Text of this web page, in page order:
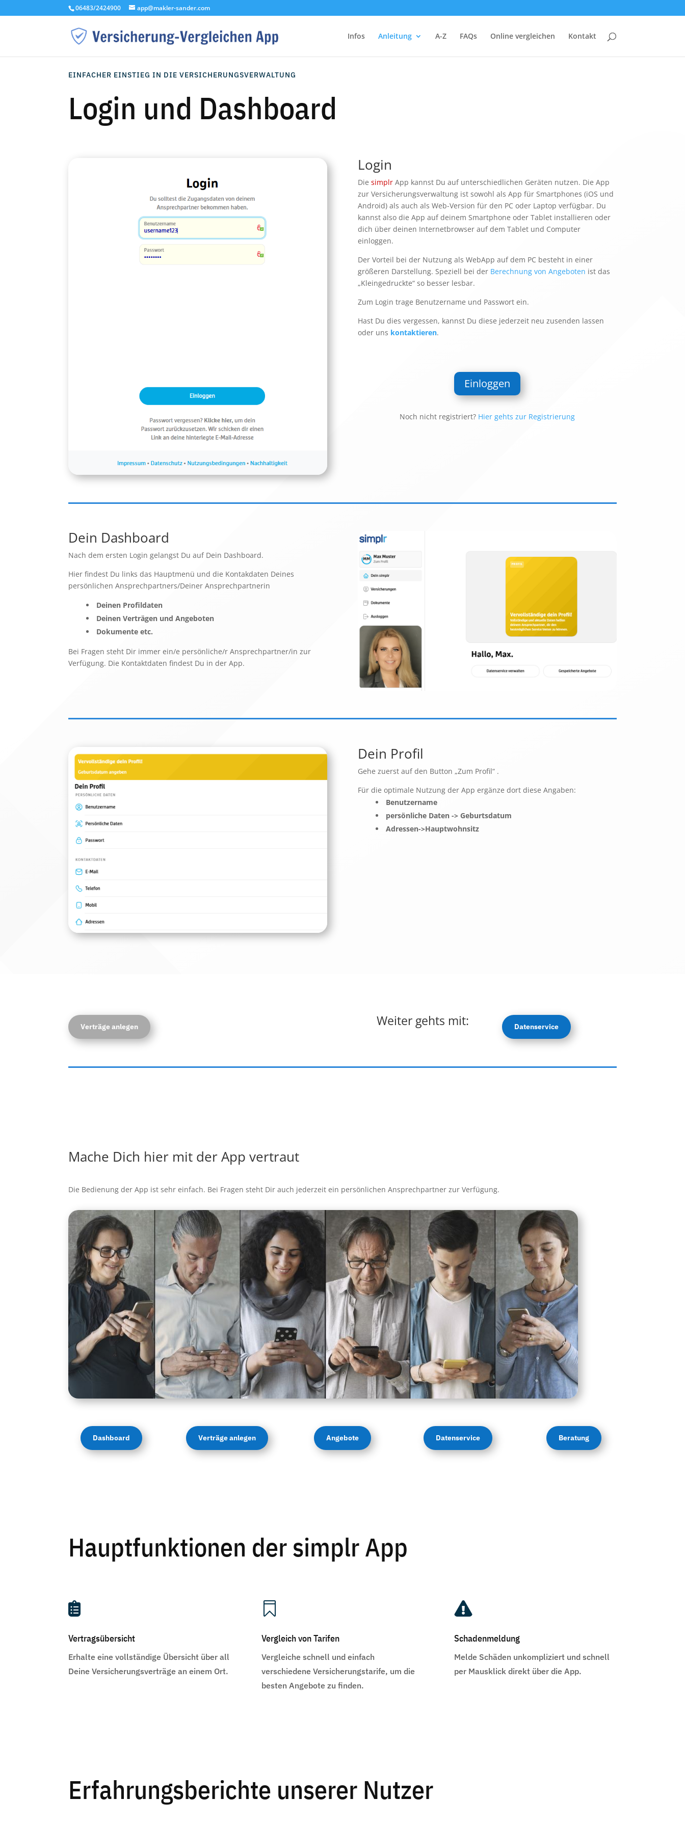
06483/2424900 app@makler-sander.com
Infos Anleitung A-Z FAQs Online vergleichen Kontakt
EINFACHER EINSTIEG IN DIE VERSICHERUNGSVERWALTUNG
Login und Dashboard
Login
Die simplrApp kannst Du auf unterschiedlichen Geräten nutzen. Die App
zur Versicherungsverwaltung ist sowohl als App für Smartphones (iOS und
Android) als auch als Web-Version für den PC oder Laptop verfügbar. Du
kannst also die App auf deinem Smartphone oder Tablet installieren oder
dich über deinen Internetbrowser auf dem Tablet und Computer
einloggen.
Der Vorteil bei der Nutzung als WebApp auf dem PC besteht in einer
größeren Darstellung. Speziell bei der Berechnung von Angeboten ist das
„Kleingedruckte“ so besser lesbar.
Zum Login trage Benutzername und Passwort ein.
Hast Du dies vergessen, kannst Du diese jederzeit neu zusenden lassen
oder uns kontaktieren.
Einloggen
Noch nicht registriert? Hier gehts zur Registrierung
Dein Dashboard
Nach dem ersten Login gelangst Du auf Dein Dashboard.
Hier findest Du links das Hauptmenü und die Kontakdaten Deines
persönlichen Ansprechpartners/Deiner Ansprechpartnerin
Deinen Profildaten
Deinen Verträgen und Angeboten
Dokumente etc.
Bei Fragen steht Dir immer ein/e persönliche/r Ansprechpartner/in zur
Verfügung. Die Kontaktdaten findest Du in der App.
Dein Profil
Gehe zuerst auf den Button „Zum Profil“ .
Für die optimale Nutzung der App ergänze dort diese Angaben:
Benutzername
persönliche Daten -> Geburtsdatum
Adressen->Hauptwohnsitz
Verträge anlegen Weiter gehts mit: Datenservice
Mache Dich hier mit der App vertraut
Die Bedienung der App ist sehr einfach. Bei Fragen steht Dir auch jederzeit ein persönlichen Ansprechpartner zur Verfügung.
Dashboard Verträge anlegen Angebote Datenservice Beratung
Hauptfunktionen der simplr App

Vertragsübersicht
Erhalte eine vollständige Übersicht über all
Deine Versicherungsverträge an einem Ort.

Vergleich von Tarifen
Vergleiche schnell und einfach
verschiedene Versicherungstarife, um die
besten Angebote zu finden.

Schadenmeldung
Melde Schäden unkompliziert und schnell
per Mausklick direkt über die App.
Erfahrungsberichte unserer Nutzer